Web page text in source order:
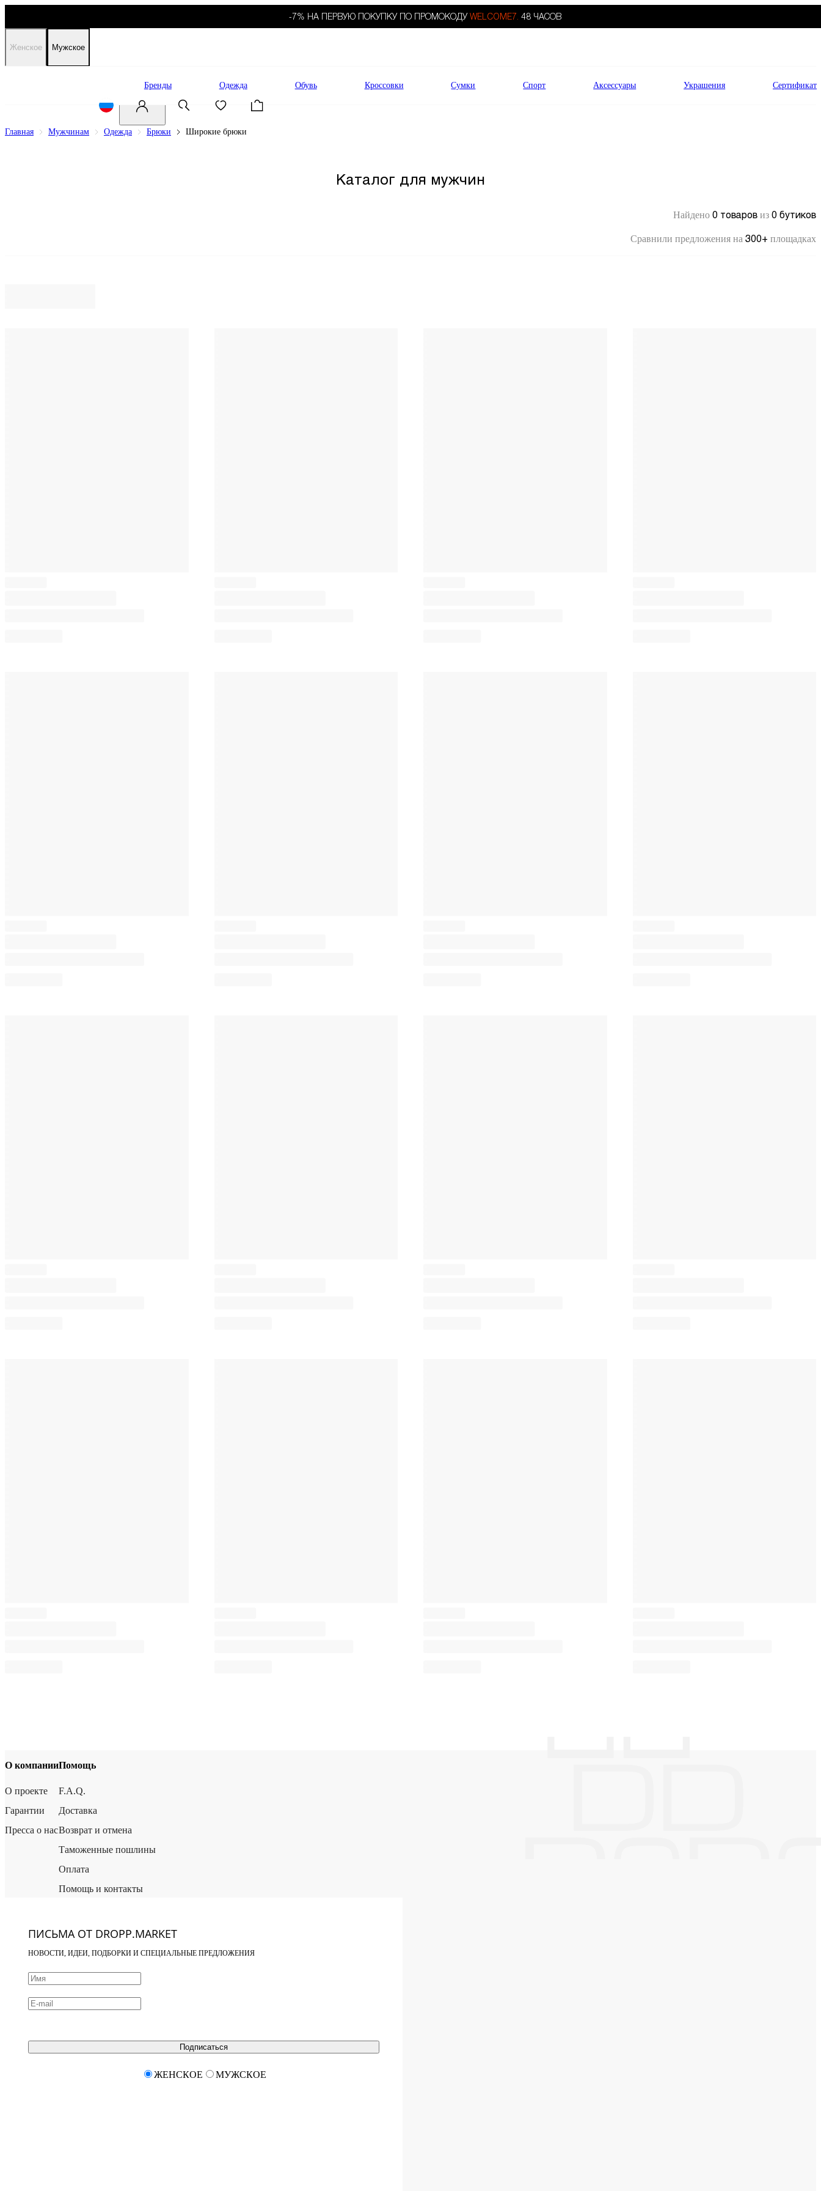
-7% НА ПЕРВУЮ ПОКУПКУ ПО ПРОМОКОДУ WELCOME7. 48 ЧАСОВ
Женское Мужское
Бренды Одежда Обувь Кроссовки Сумки Спорт Аксессуары Украшения Сертификат
Главная Мужчинам Одежда Брюки Широкие брюки
Каталог для мужчин
Найдено 0 товаров из 0 бутиков
Сравнили предложения на 300+ площадках
О компании
О проекте
Гарантии
Пресса о нас
Помощь
F.A.Q.
Доставка
Возврат и отмена
Таможенные пошлины
Оплата
Помощь и контакты
ПИСЬМА ОТ DROPP.MARKET
НОВОСТИ, ИДЕИ, ПОДБОРКИ И СПЕЦИАЛЬНЫЕ ПРЕДЛОЖЕНИЯ
Подписаться
ЖЕНСКОЕ МУЖСКОЕ